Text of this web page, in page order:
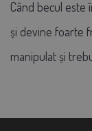
Când becul este
și devine foarte
manipulat și